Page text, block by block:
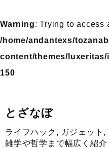
Warning: Trying to access
/home/andantexs/
content/themes/
150
とざなぼ
ライフハック, ガジェット
雑学や哲学まで幅広く紹介